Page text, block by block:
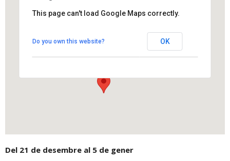
Plaça Cal Figueres - Els Hostalets de Pierola
View Events
This page can't load Google Maps correctly.
Do you own this website? OK
Del 21 de desembre al 5 de gener